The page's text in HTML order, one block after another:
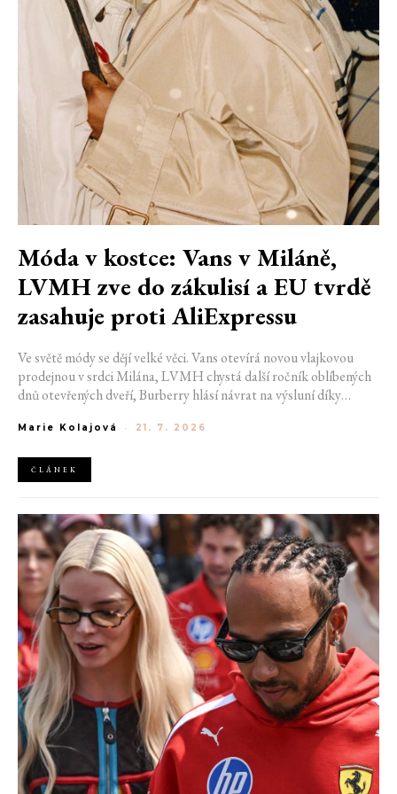
Móda v kostce: Vans v Miláně,
LVMH zve do zákulisí a EU tvrdě
zasahuje proti AliExpressu
Ve světě módy se dějí velké věci. Vans otevírá novou vlajkovou
prodejnou v srdci Milána, LVMH chystá další ročník oblíbených
dnů otevřených dveří, Burberry hlásí návrat na výsluní díky
AliExpress.
Marie Kolajová - 21. 7. 2026
ČLÁNEK